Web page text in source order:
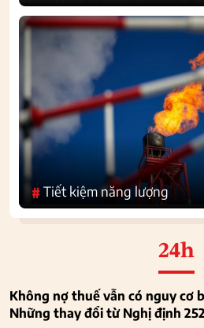
#Tiết kiệm năng lượng
24h
Không nợ thuế vẫn có nguy cơ
Những thay đổi từ Nghị định